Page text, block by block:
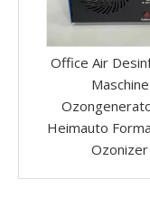
220 V 5G/